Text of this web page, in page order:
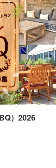
）2026